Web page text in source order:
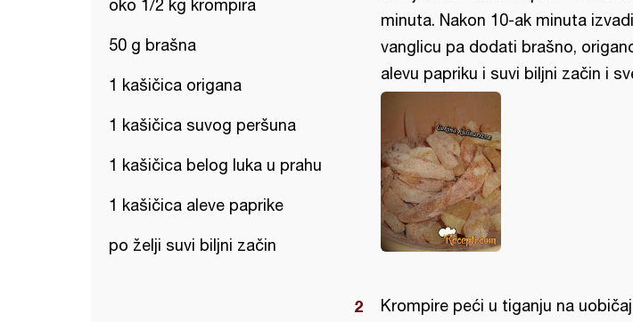
oko 1/2 kg krompira
50 g brašna
1 kašičica origana
1 kašičica suvog peršuna
1 kašičica belog luka u prahu
1 kašičica aleve paprike
po želji suvi biljni začin
minuta. Nakon 10-ak minuta
vanglicu pa dodati brašno,
alevu papriku i suvi biljni začin i
Krompire peći u tiganju na